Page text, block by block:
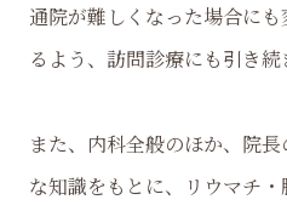
通院が難しくなった場合に
るよう、訪問診療にも引き続
また、内科全般のほか、院
な知識をもとに、リウマチ